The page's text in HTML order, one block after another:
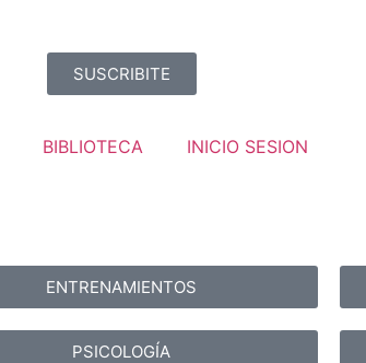
SUSCRIBITE
BIBLIOTECA INICIO SESION
ENTRENAMIENTOS
PSICOLOGÍA